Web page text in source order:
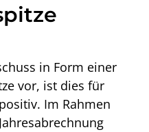
in Form einer
vor, ist dies für
Im Rahmen